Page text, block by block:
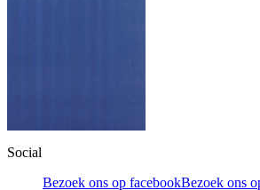
Social
Bezoek ons op facebookBezoek ons